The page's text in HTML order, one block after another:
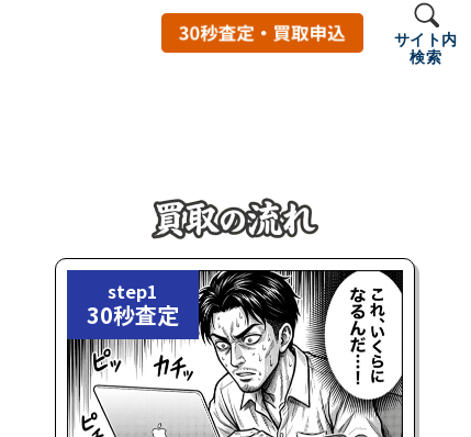
サイト内
検索
step1
30秒査定